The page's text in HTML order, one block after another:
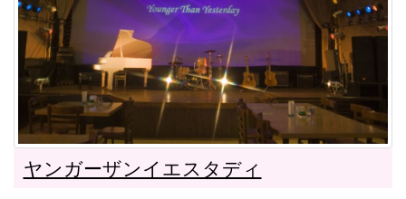
ヤンガーザンイエスタディ